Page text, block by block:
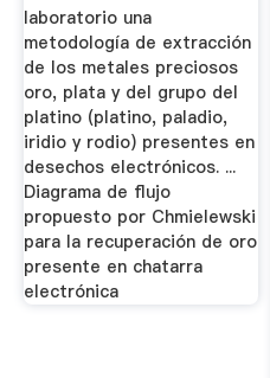
laboratorio una
metodología de extracción
de los metales preciosos
oro, plata y del grupo del
platino (platino, paladio,
iridio y rodio) presentes en
desechos electrónicos. ...
Diagrama de flujo
propuesto por Chmielewski
para la recuperación de oro
presente en chatarra
electrónica